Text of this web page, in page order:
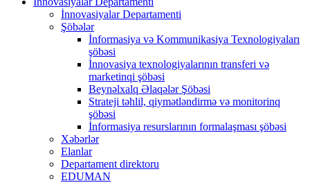
İnnovasiyalar Departamenti
Şöbələr
İnformasiya və Kommunikasiya Texnologiyaları
şöbəsi
İnnovasiya texnologiyalarının transferi və
marketinqi şöbəsi
Beynəlxalq Əlaqələr Şöbəsi
Strateji təhlil, qiymətləndirmə və monitorinq
şöbəsi
İnformasiya resurslarının formalaşması şöbəsi
Xəbərlər
Elanlar
Departament direktoru
EDUMAN